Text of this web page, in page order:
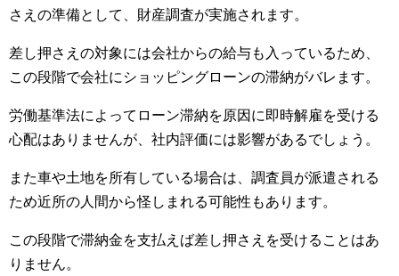
さえの準備として、財産調査が実施されます。
差し押さえの対象には会社からの給与も入っているため、
この段階で会社にショッピングローンの滞納がバレます。
労働基準法によってローン滞納を原因に即時解雇を受ける
心配はありませんが、社内評価には影響があるでしょう。
また車や土地を所有している場合は、調査員が派遣される
ため近所の人間から怪しまれる可能性もあります。
この段階で滞納金を支払えば差し押さえを受けることはあ
りません。